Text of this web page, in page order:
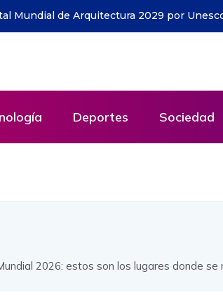
que ya ha entregado cerca de 1.500
Deportes Sociedad